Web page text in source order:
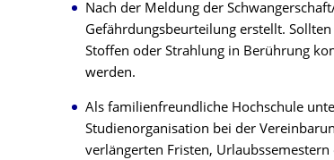
Nach der Meldung der
Gefährdungsbeurteilung erstellt.
Stoffen oder Strahlung in Berührung
werden.
Als familienfreundliche Hochschule
Studienorganisation bei der
verlängerten Fristen,